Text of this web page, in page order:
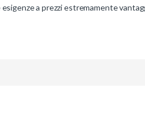
a prezzi estremamente